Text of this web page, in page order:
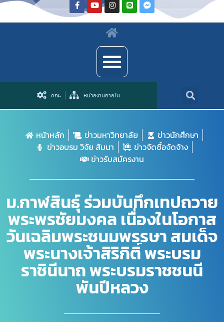
คณะ หน่วยงานภายใน
หน้าหลัก ข่าวมหาวิทยาลัย
ข่าวนักศึกษา
ข่าวอบรม วิจัย สัมนา
ข่าวจัดซื้อจัดจ้าง
ข่าวรับสมัครงาน
ม.กาฬสินธุ์ ร่วมบันทึกเทปถวาย
พระพรชัยมงคล เนื่องในโอกาส
วันเฉลิมพระชนมพรรษา สมเด็จ
พระนางเจ้าสิริกิติ์ พระบรม
ราชินีนาถ พระบรมราชชนนี
พันปีหลวง